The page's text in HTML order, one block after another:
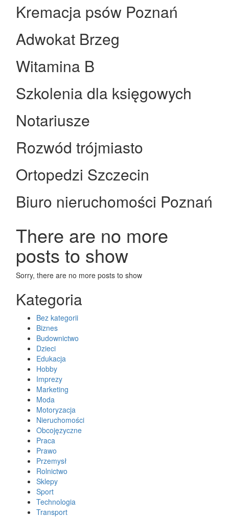
Kremacja psów Poznań
Adwokat Brzeg
Witamina B
Szkolenia dla księgowych
Notariusze
Rozwód trójmiasto
Ortopedzi Szczecin
Biuro nieruchomości Poznań
There are no more
posts to show
Sorry, there are no more posts to show
Kategoria
Bez kategorii
Biznes
Budownictwo
Dzieci
Edukacja
Hobby
Imprezy
Marketing
Moda
Motoryzacja
Nieruchomości
Obcojęzyczne
Praca
Prawo
Przemysł
Rolnictwo
Sklepy
Sport
Technologia
Transport